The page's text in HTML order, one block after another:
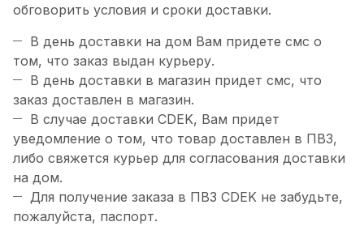
обговорить условия и сроки доставки.
В день доставки на дом Вам придете смс о
том, что заказ выдан курьеру.
В день доставки в магазин придет смс, что
заказ доставлен в магазин.
В случае доставки CDEK, Вам придет
уведомление о том, что товар доставлен в ПВЗ,
либо свяжется курьер для согласования доставки
на дом.
Для получение заказа в ПВЗ CDEK не забудьте,
пожалуйста, паспорт.